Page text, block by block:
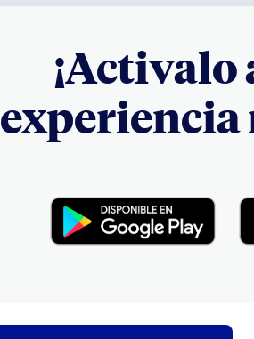
¡Activalo
experiencia